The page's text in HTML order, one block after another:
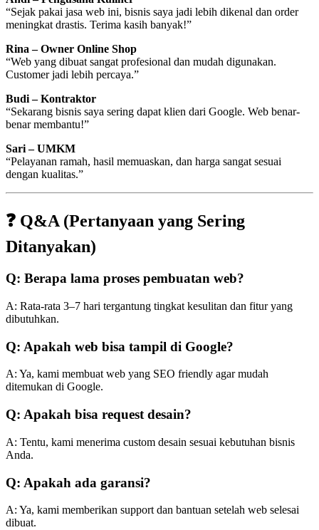
“Sejak pakai jasa web ini, bisnis saya jadi lebih dikenal dan order
meningkat drastis. Terima kasih banyak!”
Rina – Owner Online Shop
“Web yang dibuat sangat profesional dan mudah digunakan.
Customer jadi lebih percaya.”
Budi – Kontraktor
“Sekarang bisnis saya sering dapat klien dari Google. Web benar-
benar membantu!”
Sari – UMKM
“Pelayanan ramah, hasil memuaskan, dan harga sangat sesuai
dengan kualitas.”
❓ Q&A (Pertanyaan yang Sering
Ditanyakan)
Q: Berapa lama proses pembuatan web?
A: Rata-rata 3–7 hari tergantung tingkat kesulitan dan fitur yang
dibutuhkan.
Q: Apakah web bisa tampil di Google?
A: Ya, kami membuat web yang SEO friendly agar mudah
ditemukan di Google.
Q: Apakah bisa request desain?
A: Tentu, kami menerima custom desain sesuai kebutuhan bisnis
Anda.
Q: Apakah ada garansi?
A: Ya, kami memberikan support dan bantuan setelah web selesai
dibuat.